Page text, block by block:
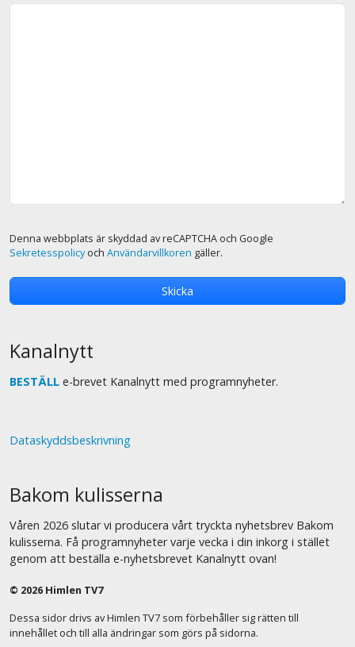
Denna webbplats är skyddad av reCAPTCHA och Google
Sekretesspolicyoch Användarvillkoren gäller.
Kanalnytt
BESTÄLL e-brevet Kanalnytt med programnyheter.
Dataskyddsbeskrivning
Bakom kulisserna
Våren 2026 slutar vi producera vårt tryckta nyhetsbrev Bakom
kulisserna. Få programnyheter varje vecka i din inkorg i stället
genom att beställa e-nyhetsbrevet Kanalnytt ovan!
© 2026 Himlen TV7
Dessa sidor drivs av Himlen TV7 som förbehåller sig rätten till
innehållet och till alla ändringar som görs på sidorna.